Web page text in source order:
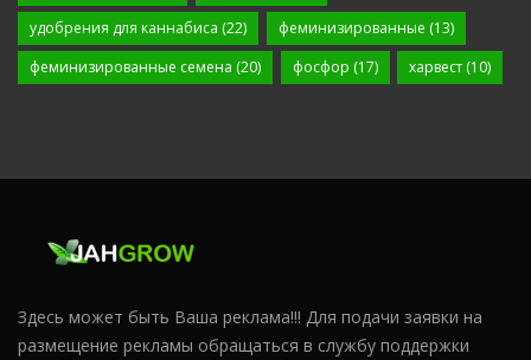
удобрения для каннабиса (22) феминизированные (13)
феминизированные семена (20) фосфор (17) харвест (10)
Здесь может быть Ваша реклама!!! Для подачи заявки на
размещение рекламы обращаться в службу поддержки